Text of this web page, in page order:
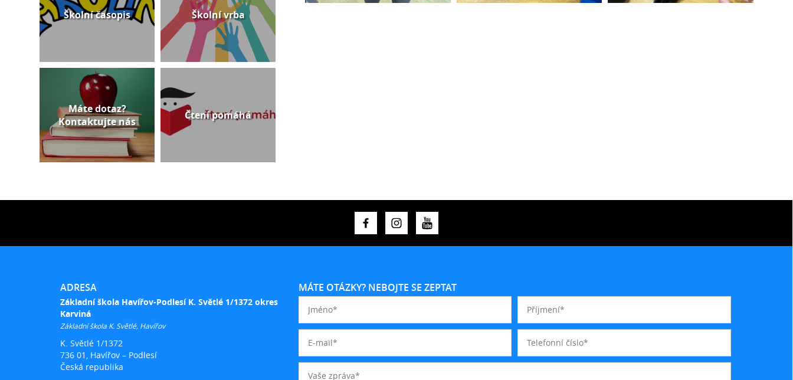
Školní časopis Školní vrba
Máte dotaz?
Kontaktujte nás
Čtení pomáhá
ADRESA
Základní škola Havířov-Podlesí K. Světlé 1/1372 okres
Karviná
Základní škola K. Světlé, Havířov
K. Světlé 1/1372
736 01, Havířov – Podlesí
Česká republika
MÁTE OTÁZKY? NEBOJTE SE ZEPTAT